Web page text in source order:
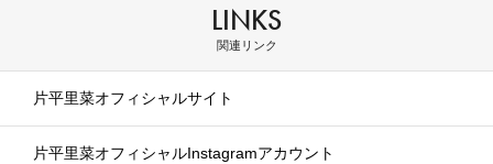
LINKS
関連リンク
片平里菜オフィシャルサイト
片平里菜オフィシャルInstagramアカウント